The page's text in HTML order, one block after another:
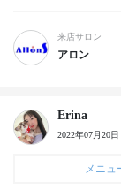
来店サロン
アロン
Erina
2022年07月20日
メニュ